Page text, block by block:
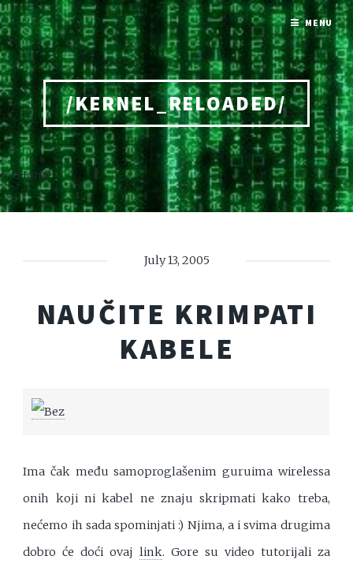
/KERNEL_RELOADED/
Home
July 13, 2005
NAUČITE KRIMPATI
KABELE
Ima čak među samoproglašenim guruima wirelessa
onih koji ni kabel ne znaju skripmati kako treba,
nećemo ih sada spominjati :) Njima, a i svima drugima
dobro će doći ovajlink. Gore su video tutorijali za
MENU